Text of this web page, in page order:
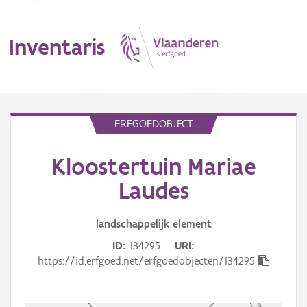
Inventaris
Erfgoedobject
ERFGOEDOBJECT
Kloostertuin Mariae
Laudes
landschappelijk element
ID 134295
URI
https://id.erfgoed.net/erfgoedobjecten/134295